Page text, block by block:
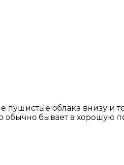
пушистые облака внизу и
бывает в хорошую